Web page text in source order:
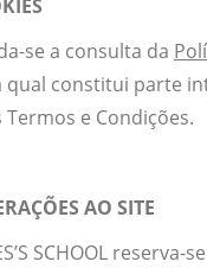
se a consulta da
qual constitui parte
e Condições.
AO SITE
SCHOOL reserva-